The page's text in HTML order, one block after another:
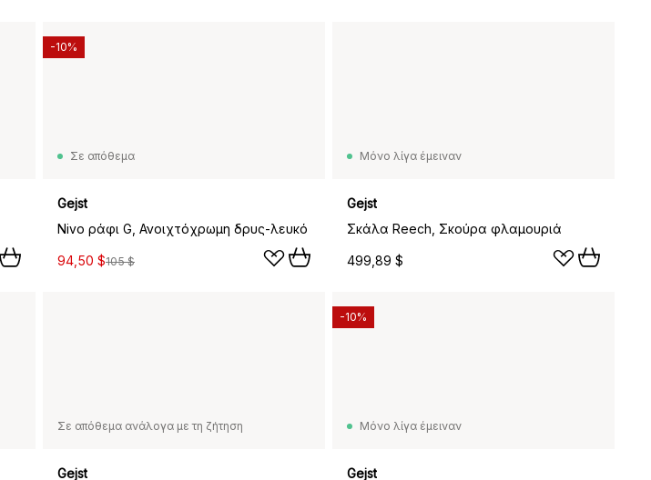
Σε απόθεμα
Gejst
Nivo ράφι G, Ανοιχτόχρωμη δρυς-λευκό
94,50 $105 $
-10%
Μόνο λίγα έμειναν
Gejst
Σκάλα Reech, Σκούρα φλαμουριά
499,89 $
Σε απόθεμα ανάλογα με τη ζήτηση
Gejst
Μόνο λίγα έμειναν
Gejst
-10%